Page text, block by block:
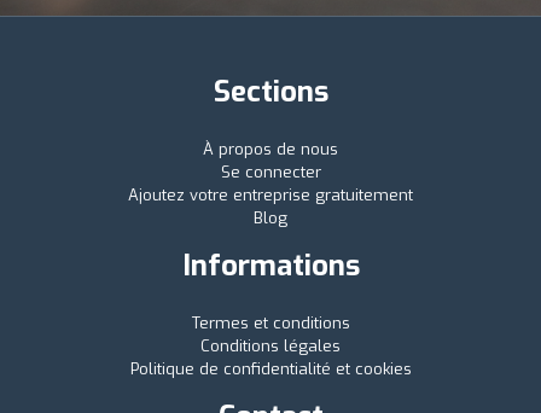
Sections
À propos de nous
Se connecter
Ajoutez votre entreprise gratuitement
Blog
Informations
Termes et conditions
Conditions légales
Politique de confidentialité et cookies